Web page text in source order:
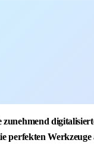
zunehmend
perfekten